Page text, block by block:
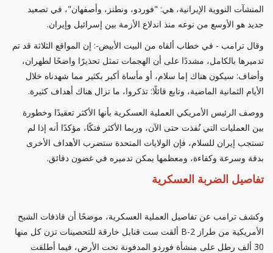
المنشآت النووية الإيرانية، هي: "فوردو، ونطنز، وأصفهان"، في تصعيد
جديد هو الأوسع من نوعه منذ اندلاع الأزمة بين إسرائيل وإيران.
وقال ترامب - في خطاب ألقاه من البيت الأبيض-: إن المواقع الثلاثة قد تم
تدميرها بالكامل، مشددًا على أن الهجمات تمثل تحذيرًا واضحًا لطهران،
وأضاف: سيكون هناك إما سلام، أو مأساة أكبر بكثير مما شهدناه خلال
الأيام الثمانية الماضية، وتابع قائلًا: تذكروا، ما تزال هناك أهداف كثيرة.
ووصف الرئيس الأمريكي العملية العسكرية بأنها الأكثر تعقيدًا وخطورة
بين العمليات التي نُفذت حتى الآن، وربما الأكثر فتكًا، مؤكدًا أنه إذا لم
تستجب إيران للسلام، فإن الولايات المتحدة ستضرب الأهداف الأخرى
بدقة وسرعة وكفاءة، ومعظمها يمكن تدميره في غضون دقائق.
تفاصيل الضربة العسكرية
وكشف ترامب عن تفاصيل العملية العسكرية، موضحًا أن قاذفات الشبح
الأمريكية من طراز B-2 ألقت ست قنابل خارقة للتحصينات تزن كل منها
30 ألف رطل على منشأة فوردو المدفونة تحت الأرض، فيما أطلقت